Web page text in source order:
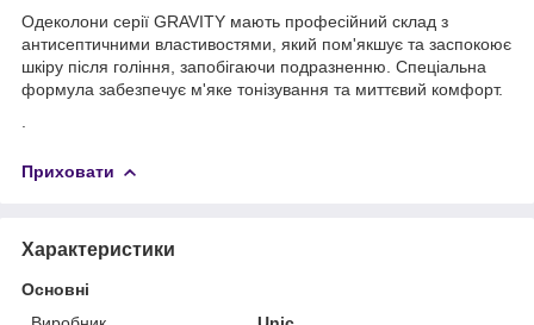
Одеколони серії GRAVITY мають професійний склад з
антисептичними властивостями, який пом'якшує та заспокоює
шкіру після гоління, запобігаючи подразненню. Спеціальна
формула забезпечує м'яке тонізування та миттєвий комфорт.
Приховати
Характеристики
Основні